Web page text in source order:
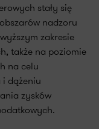
stały się
nadzoru
zakresie
także na poziomie
na celu
dążeniu
zysków